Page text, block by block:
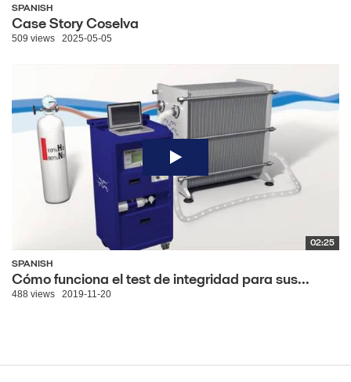
SPANISH
Case Story Coselva
509 views 2025-05-05
02:25
SPANISH
Cómo funciona el test de integridad para sus...
488 views 2019-11-20